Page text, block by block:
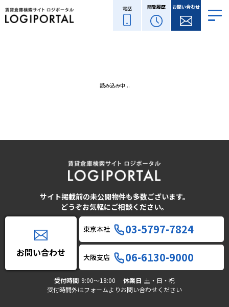
電話 閲覧履歴 お問い合わせ
読み込み中...
サイト掲載前の未公開物件も多数ございます。
どうぞお気軽にご相談ください。
お問い合わせ
東京本社 03-5797-7824
大阪支店 06-6130-9000
受付時間 9:00〜18:00 休業日 土・日・祝
受付時間外はフォームよりお問い合わせください